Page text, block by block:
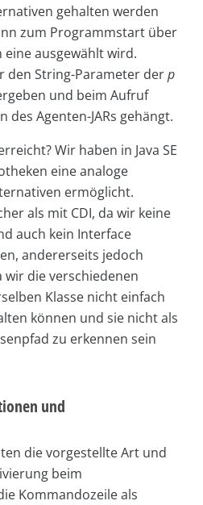
gehalten werden
zum Programmstart über
ausgewählt wird.
den String-Parameter derp
und beim Aufruf
Agenten-JARs gehängt.
Wir haben in Java SE
eine analoge
ermöglicht.
als mit CDI, da wir keine
auch kein Interface
andererseits jedoch
wir die verschiedenen
Klasse nicht einfach
können und sie nicht als
zu erkennen sein
und
die vorgestellte Art und
beim
Kommandozeile als